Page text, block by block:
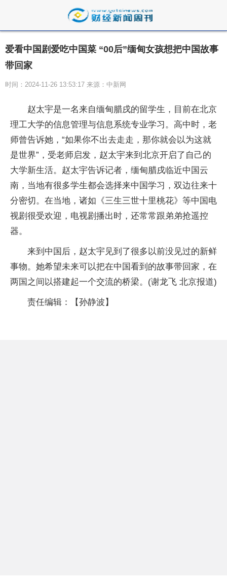
爱看中国剧爱吃中国菜 “00后”缅甸女孩想把中国故事
带回家
时间：2024-11-26 13:53:17 来源：中新网
赵太宇是一名来自缅甸腊戌的留学生，目前在北京
理工大学的信息管理与信息系统专业学习。高中时，老
师曾告诉她，“如果你不出去走走，那你就会以为这就
是世界”，受老师启发，赵太宇来到北京开启了自己的
大学新生活。赵太宇告诉记者，缅甸腊戌临近中国云
南，当地有很多学生都会选择来中国学习，双边往来十
分密切。在当地，诸如《三生三世十里桃花》等中国电
视剧很受欢迎，电视剧播出时，还常常跟弟弟抢遥控
器。
来到中国后，赵太宇见到了很多以前没见过的新鲜
事物。她希望未来可以把在中国看到的故事带回家，在
两国之间以搭建起一个交流的桥梁。(谢龙飞 北京报道)
责任编辑：【孙静波】